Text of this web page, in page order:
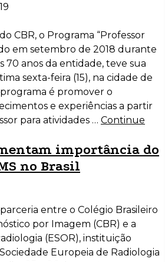
CBR, o Programa “Professor
em setembro de 2018 durante
70 anos da entidade, teve sua
sexta-feira (15), na cidade de
é promover o
e experiências a partir
para atividades … Continue
importância do
no Brasil
entre o Colégio Brasileiro
por Imagem (CBR) e a
(ESOR), instituição
Europeia de Radiologia